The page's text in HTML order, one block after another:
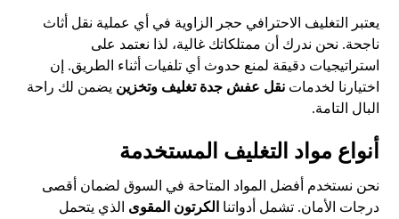
يعتبر التغليف الاحترافي حجر الزاوية في أي عملية نقل أثاث
ناجحة. نحن ندرك أن ممتلكاتك غالية، لذا نعتمد على
استراتيجيات دقيقة لمنع حدوث أي تلفيات أثناء الطريق. إن
اختيارنا لخدماتنقل عفش جدة تغليف وتخزين يضمن لك راحة
البال التامة.
أنواع مواد التغليف المستخدمة
نحن نستخدم أفضل المواد المتاحة في السوق لضمان أقصى
درجات الأمان. تشمل أدواتنا الكرتون المقوى الذي يتحمل